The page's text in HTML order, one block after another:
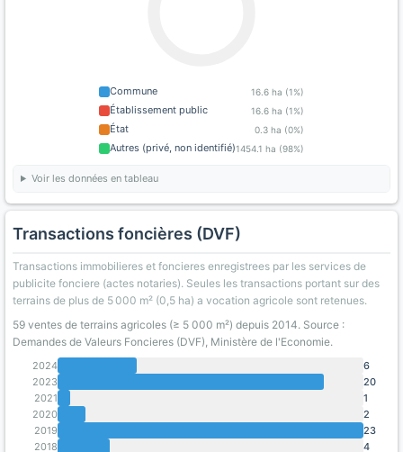
Commune 16.6 ha (1%)
Établissement public 16.6 ha (1%)
État 0.3 ha (0%)
Autres (privé, non identifié)1454.1 ha (98%)
Voir les données en tableau
Transactions foncières (DVF)
Transactions immobilieres et foncieres enregistrees par les services de
publicite fonciere (actes notaries). Seules les transactions portant sur des
terrains de plus de 5 000 m² (0,5 ha) a vocation agricole sont retenues.
59 ventes de terrains agricoles (≥ 5 000 m²) depuis 2014. Source :
Demandes de Valeurs Foncieres (DVF), Ministère de l'Economie.
2024
6
2023
20
2021
1
2020
2
2019
23
2018
4